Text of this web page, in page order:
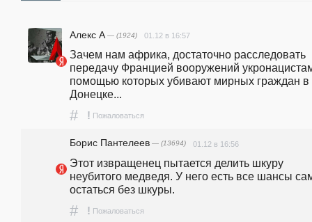
Алекс А — (1924) 01.12 в 16:57
Зачем нам африка, достаточно расследовать
передачу Францией вооружений
помощью которых убивают мирных граждан в
Донецке...
# ! Пожаловаться
Борис Пантелеев — (13694) 01.12 в 16:56
Этот извращенец пытается делить шкуру
неубитого медведя. У него есть все шансы
остаться без шкуры.
# ! Пожаловаться